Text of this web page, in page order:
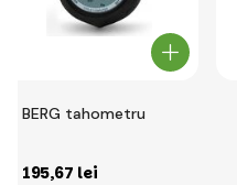
BERG tahometru
195,67 lei